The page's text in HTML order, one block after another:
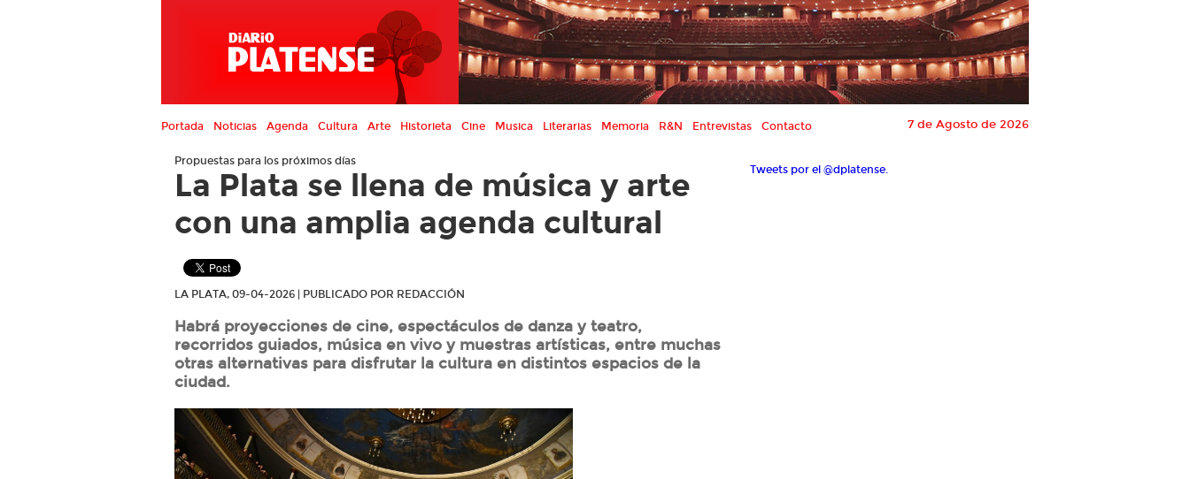
Portada Noticias Agenda Cultura Arte Historieta Cine Musica Literarias Memoria R&N Entrevistas Contacto 7 de Agosto de 2026
Propuestas para los próximos días
La Plata se llena de música y arte
con una amplia agenda cultural
LA PLATA, 09-04-2026 | PUBLICADO POR REDACCIÓN
Habrá proyecciones de cine, espectáculos de danza y teatro,
recorridos guiados, música en vivo y muestras artísticas, entre muchas
otras alternativas para disfrutar la cultura en distintos espacios de la
ciudad.
Tweets por el @dplatense.